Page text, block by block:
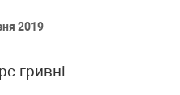
2019
гривні